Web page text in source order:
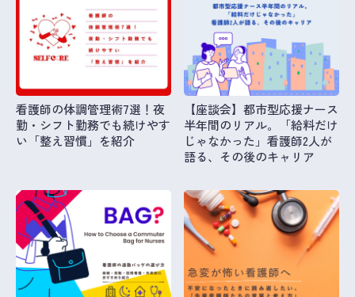
看護師の体調管理術7選！夜
勤・シフト勤務でも続けやす
い「整え習慣」を紹介
【座談会】都市型応援ナース
半年間のリアル。「給料だけ
じゃなかった」看護師2人が
語る、その後のキャリア